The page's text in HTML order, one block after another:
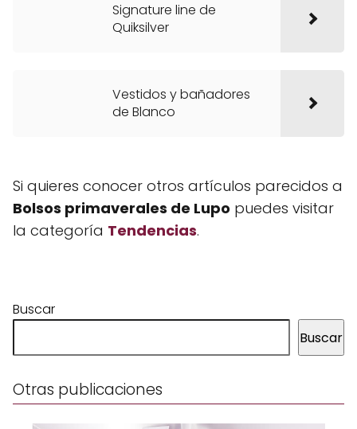
Signature line de
Quiksilver
Vestidos y bañadores
de Blanco
Si quieres conocer otros artículos parecidos a
Bolsos primaverales de Lupo puedes visitar
la categoría Tendencias.
Buscar
Buscar
Otras publicaciones